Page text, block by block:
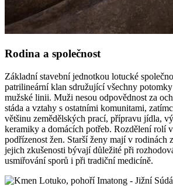
Rodina a společnost
Základní stavební jednotkou lotucké
patrilineární klan sdružující všechny
mužské linii. Muži nesou odpovědnost za
stáda a vztahy s ostatními komunitami,
většinu zemědělských prací, přípravu jídla,
keramiky a domácích potřeb. Rozdělení rolí
podřízenost žen. Starší ženy mají v rodinách
jejich zkušenosti bývají důležité při
usmiřování sporů i při tradiční medicíně.